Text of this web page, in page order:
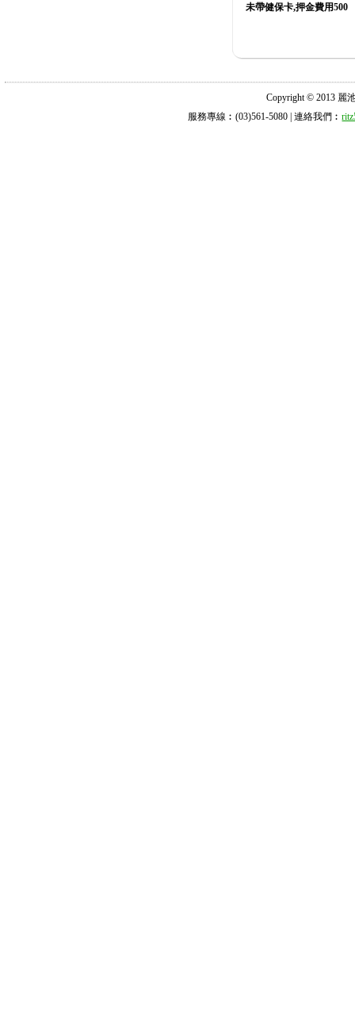
未帶健保卡,押金費用500
Copyright © 2013 麗
服務專線︰(03)561-5080 | 連絡我們︰